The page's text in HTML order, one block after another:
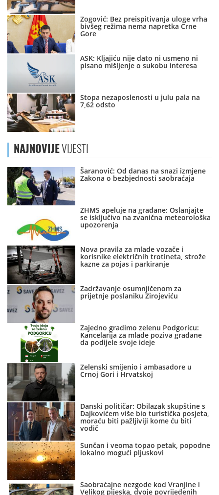
Zogović: Bez preispitivanja uloge vrha
bivšeg režima nema napretka Crne
Gore
ASK: Kljajiću nije dato ni usmeno ni
pisano mišljenje o sukobu interesa
Stopa nezaposlenosti u julu pala na
7,62 odsto
NAJNOVIJEVIJESTI
Šaranović: Od danas na snazi izmjene
Zakona o bezbjednosti saobraćaja
ZHMS apeluje na građane: Oslanjajte
se isključivo na zvanična meteorološka
upozorenja
Nova pravila za mlade vozače i
korisnike električnih trotineta, strože
kazne za pojas i parkiranje
Zadržavanje osumnjičenom za
prijetnje poslaniku Zirojeviću
Zajedno gradimo zelenu Podgoricu:
Kancelarija za mlade poziva građane
da podijele svoje ideje
Zelenski smijenio i ambasadore u
Crnoj Gori i Hrvatskoj
Danski političar: Obilazak skupštine s
Dajkovićem više bio turistička posjeta,
moraću biti pažljiviji kome ću biti
vodič
Sunčan i veoma topao petak, popodne
lokalno mogući pljuskovi
Saobraćajne nezgode kod Vranjine i
Velikog pijeska, dvoje povrijeđenih